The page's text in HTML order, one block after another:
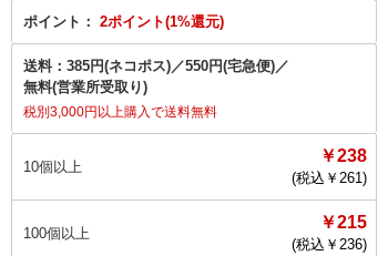
ポイント： 2ポイント(1%還元)
送料： 385円(ネコポス)／550円(宅急便)／
無料(営業所受取り)
税別3,000円以上購入で送料無料
10個以上
￥238
(税込￥ 261)
100個以上
￥215
(税込￥ 236)